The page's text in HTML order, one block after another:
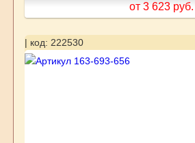
от 3 623 руб.
| код: 222530